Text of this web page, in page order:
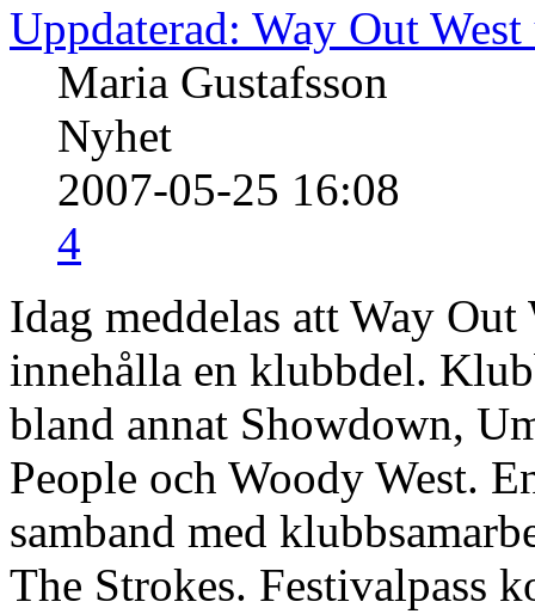
Uppdaterad: Way Out
Maria Gustafsson
Nyhet
2007-05-25 16:08
4
Idag meddelas att Way
innehålla en klubbdel.
bland annat Showdown,
People och Woody West.
samband med
The Strokes. Festivalpass